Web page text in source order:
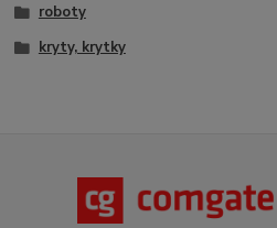
roboty
kryty, krytky